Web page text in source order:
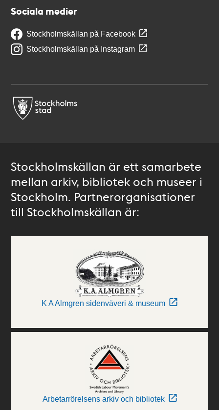
Sociala medier
Stockholmskällan på Facebook
Stockholmskällan på Instagram
Stockholmskällan är ett samarbete
mellan arkiv, bibliotek och museer i
Stockholm. Partnerorganisationer
till Stockholmskällan är:
K A Almgren sidenväveri & museum
Arbetarrörelsens arkiv och bibliotek